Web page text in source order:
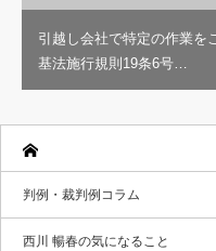
引越し会社で特定の作業を
基法施行規則19条6号…
判例・裁判例コラム
西川 暢春の気になること